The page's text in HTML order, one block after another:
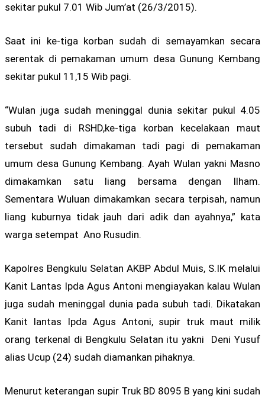
sekitar pukul 7.01 Wib Jum’at (26/3/2015).
Saat ini ke-tiga korban sudah di semayamkan secara
serentak di pemakaman umum desa Gunung Kembang
sekitar pukul 11,15 Wib pagi.
“Wulan juga sudah meninggal dunia sekitar pukul 4.05
subuh tadi di RSHD,ke-tiga korban kecelakaan maut
tersebut sudah dimakaman tadi pagi di pemakaman
umum desa Gunung Kembang. Ayah Wulan yakni Masno
dimakamkan satu liang bersama dengan Ilham.
Sementara Wuluan dimakamkan secara terpisah, namun
liang kuburnya tidak jauh dari adik dan ayahnya,” kata
warga setempat Ano Rusudin.
Kapolres Bengkulu Selatan AKBP Abdul Muis, S.IK melalui
Kanit Lantas Ipda Agus Antoni mengiayakan kalau Wulan
juga sudah meninggal dunia pada subuh tadi. Dikatakan
Kanit lantas Ipda Agus Antoni, supir truk maut milik
orang terkenal di Bengkulu Selatan itu yakni Deni Yusuf
alias Ucup (24) sudah diamankan pihaknya.
Menurut keterangan supir Truk BD 8095 B yang kini sudah